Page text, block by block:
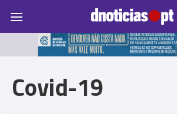
Prazeres Paisagens
Covid-19